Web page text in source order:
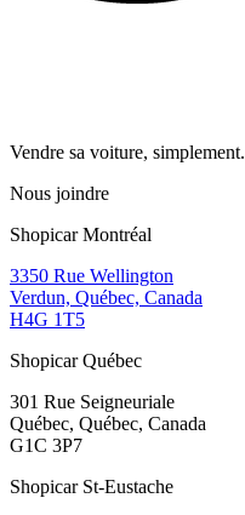
Vendre sa voiture, simplement.
Nous joindre
Shopicar Montréal
3350 Rue Wellington
Verdun, Québec, Canada
H4G 1T5
Shopicar Québec
301 Rue Seigneuriale
Québec, Québec, Canada
G1C 3P7
Shopicar St-Eustache